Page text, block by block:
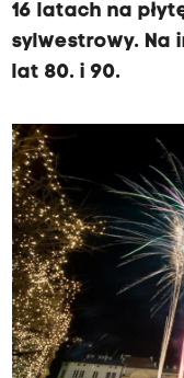
16 latach na
sylwestrowy. Na
lat 80. i 90.